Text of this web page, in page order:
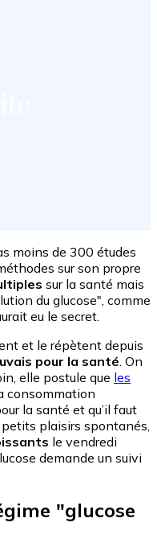
moins de 300 études
sur son propre
sur la santé mais
du glucose", comme
eu le secret.
et le répètent depuis
pour la santé. On
elle postule que les
consommation
la santé et qu’il faut
plaisirs spontanés,
le vendredi
demande un suivi
"glucose